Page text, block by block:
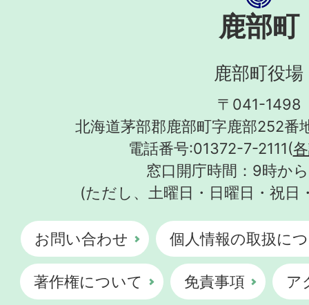
鹿部町
鹿部町役場
〒041-1498
北海道茅部郡鹿部町字鹿部252番
電話番号:01372-7-2111(
窓口開庁時間：9時か
(ただし、土曜日・日曜日・祝日
お問い合わせ 個人情報の取扱に
著作権について 免責事項 ア